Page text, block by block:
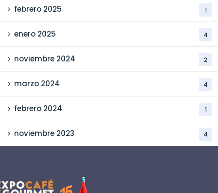
febrero 2025 1
enero 2025 4
noviembre 2024 2
marzo 2024 4
febrero 2024 1
noviembre 2023 4